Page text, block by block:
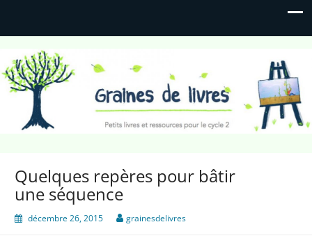
Graines de livres
Petits livres et ressources pour le cycle 2
Quelques repères pour bâtir
une séquence
décembre 26, 2015 grainesdelivres